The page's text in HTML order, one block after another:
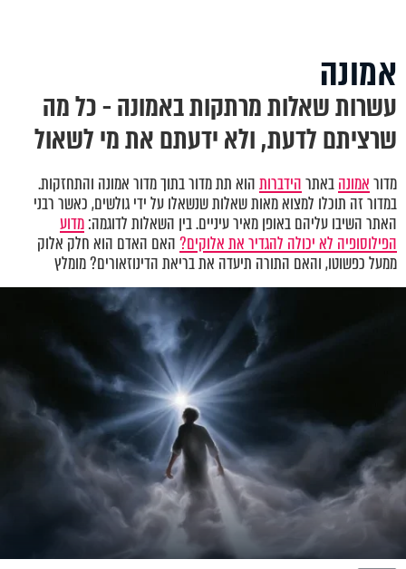
אמונה
עשרות שאלות מרתקות באמונה - כל מה
שרציתם לדעת, ולא ידעתם את מי לשאול
מדוראמונהבאתרהידברותהוא תת מדור בתוך מדור אמונה והתחזקות.
במדור זה תוכלו למצוא מאות שאלות שנשאלו על ידי גולשים, כאשר רבני
האתר השיבו עליהם באופן מאיר עיניים. בין השאלות לדוגמה:מדוע
הפילוסופיה לא יכולה להגדיר את אלוקים?האם האדם הוא חלק אלוק
ממעל כפשוטו, והאם התורה תיעדה את בריאת הדינוזאורים? מומלץ